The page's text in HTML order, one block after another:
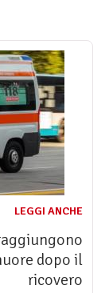
LEGGI ANCHE
dopo il
ricovero